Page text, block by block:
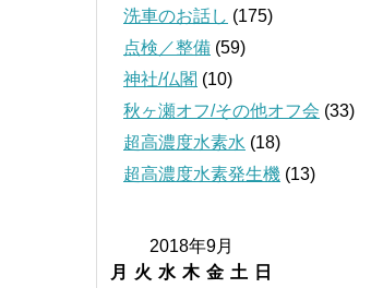
洗車のお話し (175)
点検／整備 (59)
神社/仏閣 (10)
秋ヶ瀬オフ/その他オフ会 (33)
超高濃度水素水 (18)
超高濃度水素発生機 (13)
2018年9月
月
火 水 木 金 土
日